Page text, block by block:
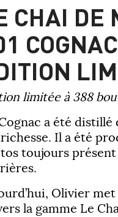
CHAI DE
limitée à 388
a été distillé
Il a été
toujours
Olivier
la gamme Le